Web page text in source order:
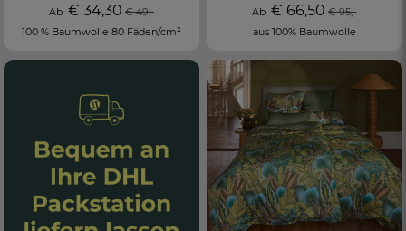
Ab€ 34,30 € 49,-
100 % Baumwolle 80 Fäden/cm²
Ab€ 66,50 € 95,-
aus 100% Baumwolle